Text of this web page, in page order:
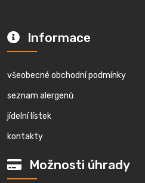
Informace
všeobecné obchodní podmínky
seznam alergenů
jídelní lístek
kontakty
Možnosti úhrady